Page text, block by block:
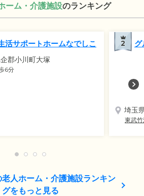
ーム・介護施設のランキング
活サポートホームなでしこ
郡小川町大塚
6分
2
埼玉
東武
老人ホーム・介護施設ランキン
グをもっと見る